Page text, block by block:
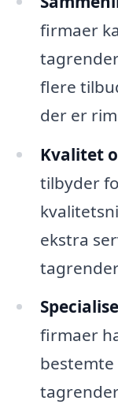
firmaer
flere
der er
Kvalitet
tilbyder
ekstra
firmaer